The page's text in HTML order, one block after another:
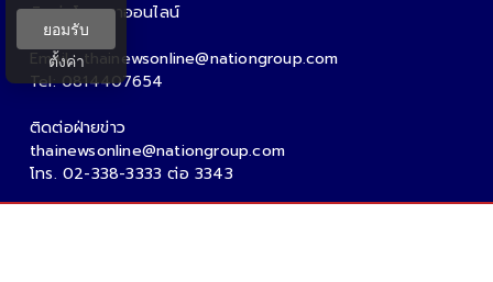
ติดต่อโฆษณาออนไลน์
คุณอ้อ
Email : thainewsonline@nationgroup.com
Tel: 0814407654
ติดต่อฝ่ายข่าว
thainewsonline@nationgroup.com
โทร. 02-338-3333 ต่อ 3343
ยอมรับ
ตั้งค่า